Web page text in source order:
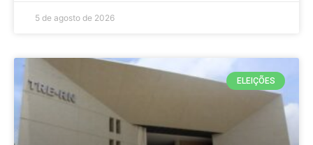
5 de agosto de 2026
ELEIÇÕES